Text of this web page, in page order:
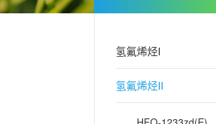
氢氟烯烃I
氢氟烯烃II